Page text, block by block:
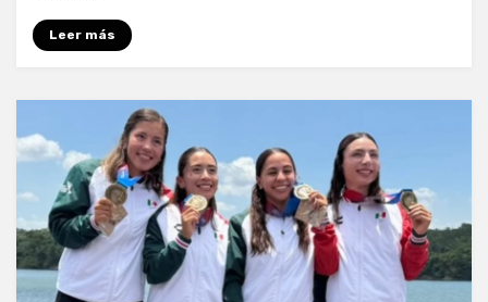
Leer más